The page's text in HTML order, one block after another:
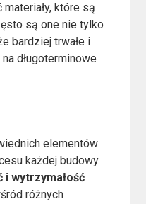
które są
są one nie tylko
bardziej trwałe i
długoterminowe
elementów
każdej budowy.
i wytrzymałość
różnych